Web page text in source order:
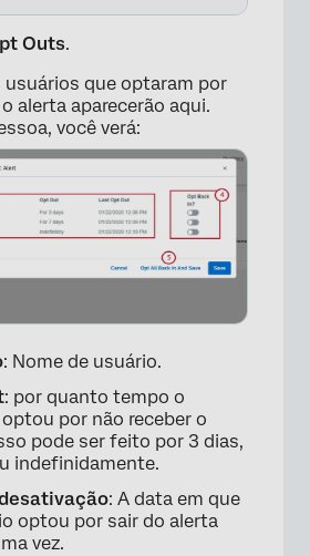
Outs.
usuários que optaram por
alerta aparecerão aqui.
você verá:
: Nome de usuário.
: por quanto tempo o
por não receber o
pode ser feito por 3 dias,
indefinidamente.
: A data em que
optou por sair do alerta
vez.